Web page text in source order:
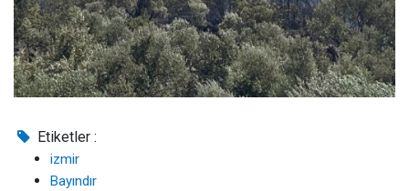
Etiketler :
izmir
Bayındır